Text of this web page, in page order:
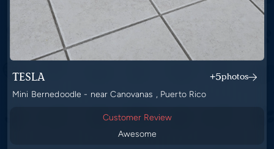
TESLA +5photos
Mini Bernedoodle - near Canovanas , Puerto Rico
Customer Review
Awesome